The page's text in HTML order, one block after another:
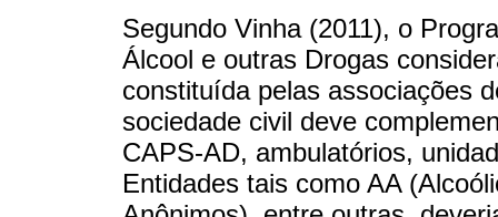
Segundo Vinha (2011), o
Álcool e outras Drogas
constituída pelas associações
sociedade civil deve
CAPS-AD, ambulatórios,
Entidades tais como AA